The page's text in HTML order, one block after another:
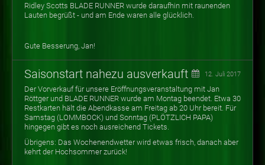
Ridley Scotts BLADE RUNNER wurde daraufhin mit raunenden
Lauten begrüßt - und am Ende waren alle glücklich.
Gute Besserung, Jan!
Saisonstart nahezu ausverkauft 12. Juli 2017
Der Vorverkauf für unsere Eröffnungsveranstaltung mit Jan
Röttger und BLADE RUNNER wurde am Montag beendet. Etwa 30
Restkarten hält die Abendkasse am Freitag ab 20 Uhr bereit. Für
Samstag (LOMMBOCK) und Sonntag (PLÖTZLICH PAPA)
hingegen gibt es noch ausreichend Tickets.
Übrigens: Das Wochenendwetter wird etwas frisch, danach aber
kehrt der Hochsommer zurück!